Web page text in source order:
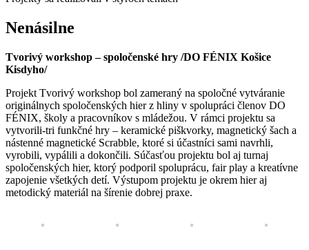
Nenásilne
Tvorivý workshop – spoločenské hry /DO FÉNIX Košice
Kisdyho/
Projekt Tvorivý workshop bol zameraný na spoločné vytváranie
originálnych spoločenských hier z hliny v spolupráci členov DO
FÉNIX, školy a pracovníkov s mládežou. V rámci projektu sa
vytvorili-tri funkčné hry – keramické piškvorky, magnetický šach a
nástenné magnetické Scrabble, ktoré si účastníci sami navrhli,
vyrobili, vypálili a dokončili. Súčasťou projektu bol aj turnaj
spoločenských hier, ktorý podporil spoluprácu, fair play a kreatívne
zapojenie všetkých detí. Výstupom projektu je okrem hier aj
metodický materiál na šírenie dobrej praxe.